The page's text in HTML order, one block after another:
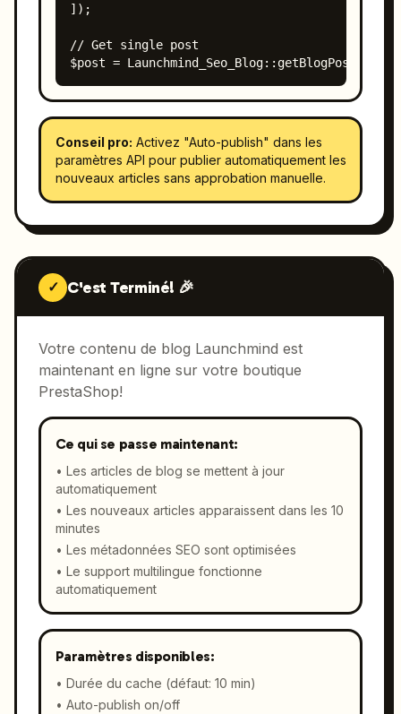
]);
// Get single post
$post =
Conseil pro: Activez "Auto-publish" dans les
paramètres API pour publier automatiquement les
nouveaux articles sans approbation manuelle.
✓ C'est Terminé! 🎉
Votre contenu de blog Launchmind est
maintenant en ligne sur votre boutique
PrestaShop!
Ce qui se passe maintenant:
• Les articles de blog se mettent à jour
automatiquement
• Les nouveaux articles apparaissent dans les 10
minutes
• Les métadonnées SEO sont optimisées
• Le support multilingue fonctionne
automatiquement
Paramètres disponibles:
• Durée du cache (défaut: 10 min)
• Auto-publish on/off